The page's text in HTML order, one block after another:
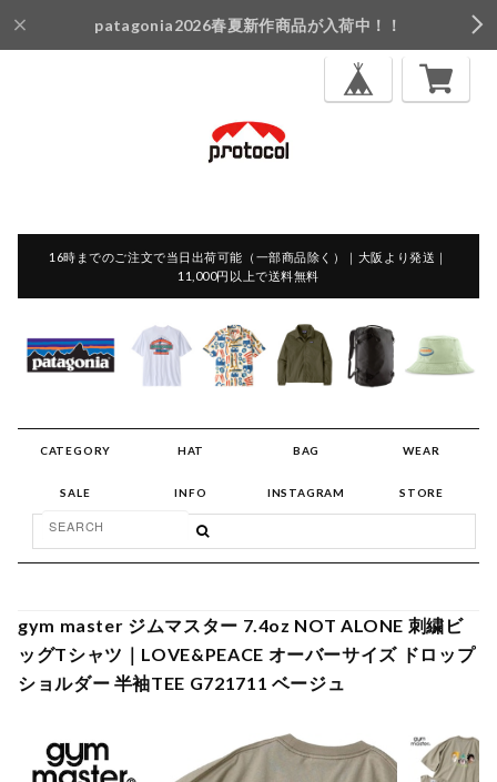
patagonia2026春夏新作商品が入荷中！！
16時までのご注文で当日出荷可能（一部商品除く）｜大阪より発送｜
11,000円以上で送料無料
CATEGORY HAT BAG WEAR
SALE INFO INSTAGRAM STORE
gym master ジムマスター 7.4oz NOT ALONE 刺繍ビ
ッグTシャツ｜LOVE&PEACE オーバーサイズ ドロップ
ショルダー 半袖TEE G721711 ベージュ